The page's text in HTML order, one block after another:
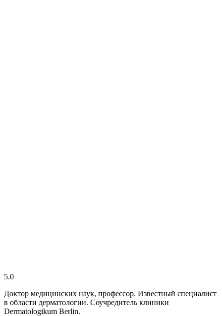
5.0
Доктор медицинских наук, профессор. Известный специалист
в области дерматологии. Соучредитель клиники
Dermatologikum Berlin.